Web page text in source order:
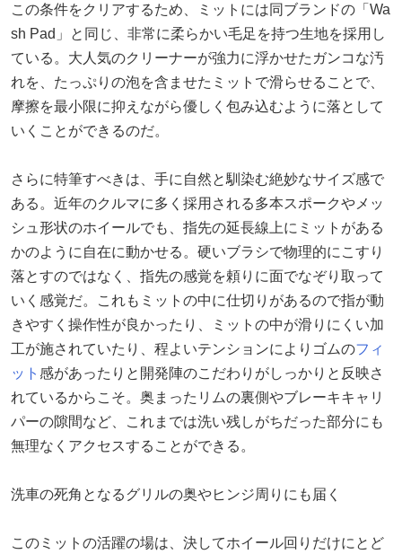
この条件をクリアするため、ミットには同ブランドの「Wa
sh Pad」と同じ、非常に柔らかい毛足を持つ生地を採用し
ている。大人気のクリーナーが強力に浮かせたガンコな汚
れを、たっぷりの泡を含ませたミットで滑らせることで、
摩擦を最小限に抑えながら優しく包み込むように落として
いくことができるのだ。
さらに特筆すべきは、手に自然と馴染む絶妙なサイズ感で
ある。近年のクルマに多く採用される多本スポークやメッ
シュ形状のホイールでも、指先の延長線上にミットがある
かのように自在に動かせる。硬いブラシで物理的にこすり
落とすのではなく、指先の感覚を頼りに面でなぞり取って
いく感覚だ。これもミットの中に仕切りがあるので指が動
きやすく操作性が良かったり、ミットの中が滑りにくい加
工が施されていたり、程よいテンションによりゴムのフィ
ット 感があったりと開発陣のこだわりがしっかりと反映さ
れているからこそ。奥まったリムの裏側やブレーキキャリ
パーの隙間など、これまでは洗い残しがちだった部分にも
無理なくアクセスすることができる。
洗車の死角となるグリルの奥やヒンジ周りにも届く
このミットの活躍の場は、決してホイール回りだけにとど